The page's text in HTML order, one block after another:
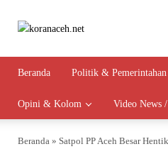
Beranda Politik & Pemerintahan
Opini & Kolom Video News
Beranda » Satpol PP Aceh Besar